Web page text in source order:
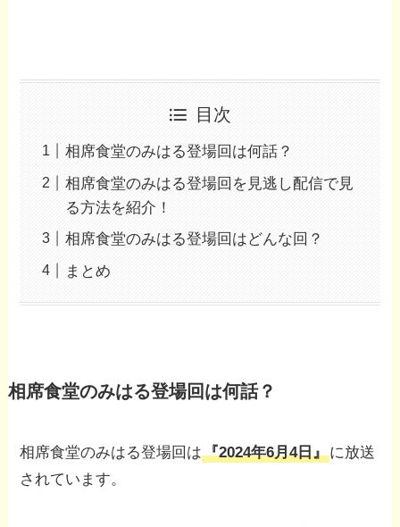
目次
相席食堂のみはる登場回は何話？
相席食堂のみはる登場回を見逃し配信で見
る方法を紹介！
相席食堂のみはる登場回はどんな回？
まとめ
相席食堂のみはる登場回は何話？
相席食堂のみはる登場回は『2024年6月4日』に放送
されています。